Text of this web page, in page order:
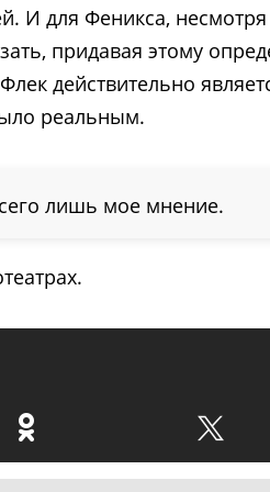
И для Феникса,
придавая этому
действительно
реальным.
лишь мое мнение.